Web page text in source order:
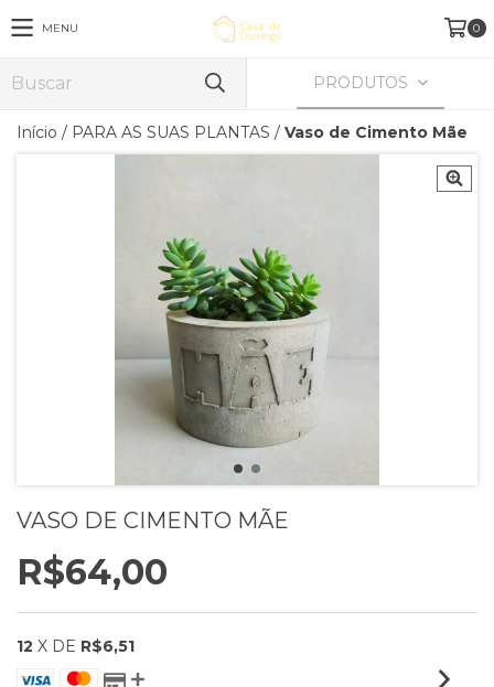
MENU 0
PRODUTOS
Início / PARA AS SUAS PLANTAS / Vaso de Cimento Mãe
VASO DE CIMENTO MÃE
R$64,00
12 X DE R$6,51